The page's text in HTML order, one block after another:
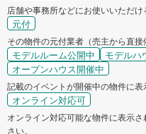
店舗や事務所などにお使いいただけ
元付
その物件の元付業者（売主から直接
モデルルーム公開中 モデルハ
オープンハウス開催中
記載のイベントが開催中の物件に表
オンライン対応可
オンライン対応可能な物件に表示
さい。